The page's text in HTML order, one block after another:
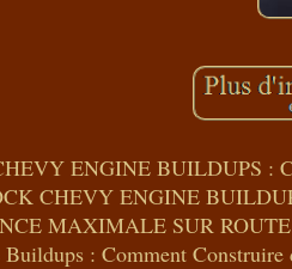
ENGINE BUILDUPS :
CHEVY ENGINE
MAXIMALE SUR
: Comment Construire